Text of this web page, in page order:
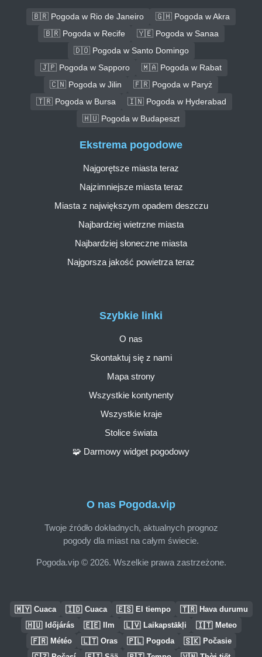
🇧🇷 Pogoda w Rio de Janeiro
🇬🇭 Pogoda w Akra
🇧🇷 Pogoda w Recife
🇾🇪 Pogoda w Sanaa
🇩🇴 Pogoda w Santo Domingo
🇯🇵 Pogoda w Sapporo
🇲🇦 Pogoda w Rabat
🇨🇳 Pogoda w Jilin
🇫🇷 Pogoda w Paryż
🇹🇷 Pogoda w Bursa
🇮🇳 Pogoda w Hyderabad
🇭🇺 Pogoda w Budapeszt
O nas Pogoda.vip
Twoje źródło dokładnych, aktualnych prognoz
pogody dla miast na całym świecie.
Pogoda.vip © 2026. Wszelkie prawa zastrzeżone.
Szybkie linki
O nas
Skontaktuj się z nami
Mapa strony
Wszystkie kontynenty
Wszystkie kraje
Stolice świata
🧩 Darmowy widget pogodowy
Ekstrema pogodowe
Najgorętsze miasta teraz
Najzimniejsze miasta teraz
Miasta z największym opadem deszczu
Najbardziej wietrzne miasta
Najbardziej słoneczne miasta
Najgorsza jakość powietrza teraz
🇲🇾 Cuaca 🇮🇩 Cuaca 🇪🇸 El tiempo 🇹🇷 Hava durumu
🇭🇺 Időjárás 🇪🇪 Ilm 🇱🇻 Laikapstākļi 🇮🇹 Meteo
🇫🇷 Météo 🇱🇹 Oras 🇵🇱 Pogoda 🇸🇰 Počasie